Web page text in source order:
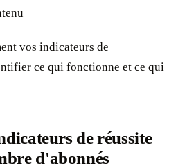
vos indicateurs de
ce qui fonctionne et ce qui
de réussite
d'abonnés